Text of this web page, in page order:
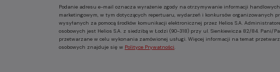
Podanie adresu e-mail oznacza wyrażenie zgody na otrzymywanie informacji
marketingowym, w tym dotyczących repertuaru, wydarzeń i konkursów organizowanych
wysyłanych za pomocą środków komunikacji elektronicznej przez Helios S.A.
osobowych jest Helios S.A. z siedzibą w Łodzi (90-318) przy ul. Sienkiewicza 82/84. Pani/
przetwarzane w celu wykonania zamówionej usługi. Więcej informacji na temat
osobowych znajduje się w Polityce Prywatności.